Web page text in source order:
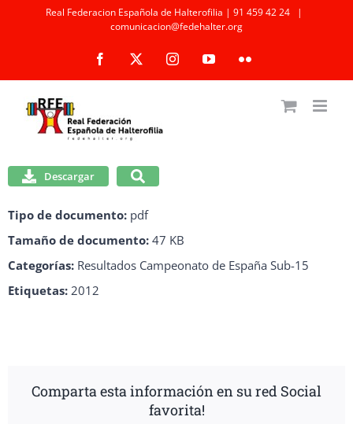
Real Federacion Española de Halterofilia | 91 459 42 24
|
comunicacion@fedehalter.org
Facebook InstagramYouTubeFlickr
Descargar
Tipo de documento: pdf
Tamaño de documento: 47 KB
Categorías: Resultados Campeonato de España Sub-15
Etiquetas: 2012
Comparta esta información en su red Social
favorita!